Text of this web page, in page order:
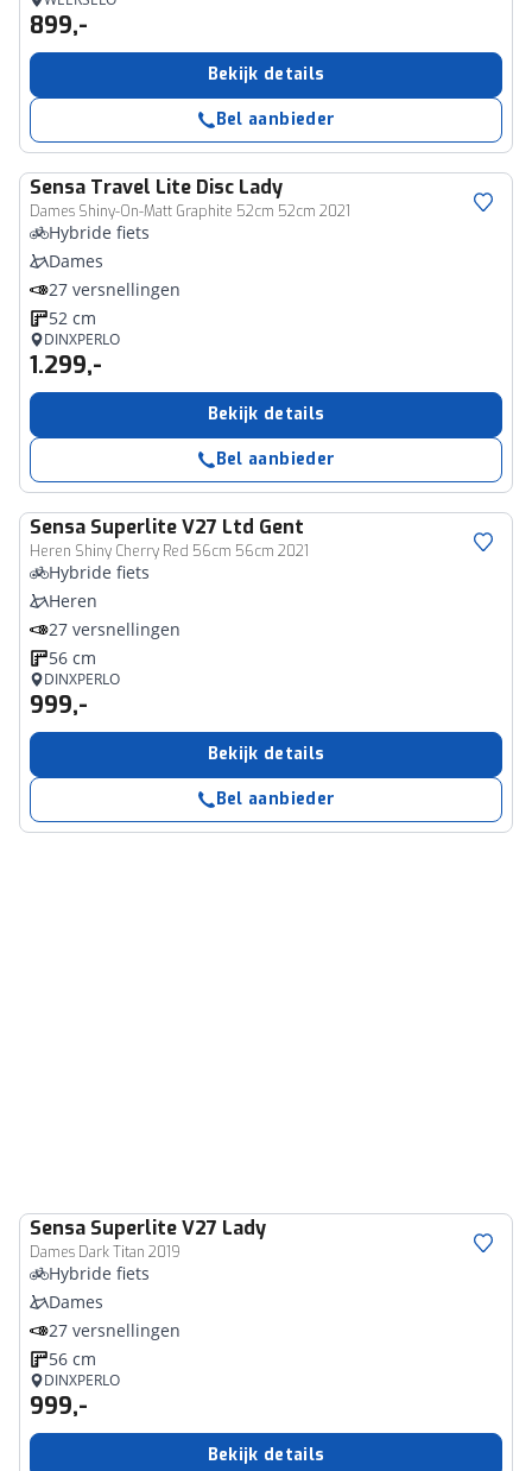
899,-
Bekijk details
Bel aanbieder
Sensa Travel Lite Disc Lady
Dames Shiny-On-Matt Graphite 52cm 52cm 2021
Hybride fiets
Dames
27 versnellingen
52 cm
DINXPERLO
1.299,-
Bekijk details
Bel aanbieder
Sensa Superlite V27 Ltd Gent
Heren Shiny Cherry Red 56cm 56cm 2021
Hybride fiets
Heren
27 versnellingen
56 cm
DINXPERLO
999,-
Bekijk details
Bel aanbieder
Sensa Superlite V27 Lady
Dames Dark Titan 2019
Hybride fiets
Dames
27 versnellingen
56 cm
DINXPERLO
999,-
Bekijk details